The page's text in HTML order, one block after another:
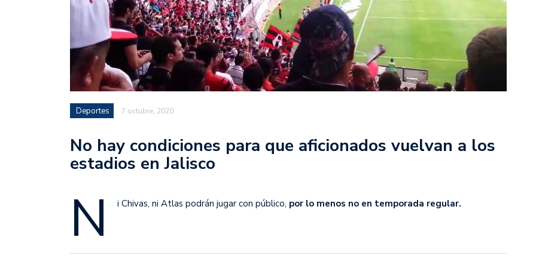
Deportes 7 octubre, 2020
No hay condiciones para que aficionados vuelvan a los
estadios en Jalisco
N i Chivas, ni Atlas podrán jugar con público, por lo menos no en temporada regular.